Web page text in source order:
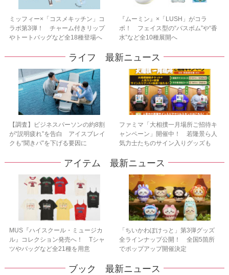
ミッフィー×「コスメキッチン」コ
ラボ第3弾！ チャーム付きリップ
やトートバッグなど全18種登場へ
『ムーミン』×「LUSH」がコラ
ボ！ フェイス型の“バスボム”や“香
水”など全10種展開へ
ライフ 最新ニュース
【調査】ビジネスパーソンの約8割
が“説明疲れ”を告白 アイスブレイ
クも“聞きパ”を下げる要因に
ファミマ「大相撲一月場所ご招待キ
ャンペーン」開催中！ 若隆景ら人
気力士たちのサイン入りグッズも
アイテム 最新ニュース
MUS『ハイスクール・ミュージカ
ル』コレクション発売へ！ Tシャ
ツやバッグなど全21種を用意
「ちいかわぽけっと」第3弾グッズ
全ラインナップ公開！ 全国5箇所
でポップアップ開催決定
ブック 最新ニュース